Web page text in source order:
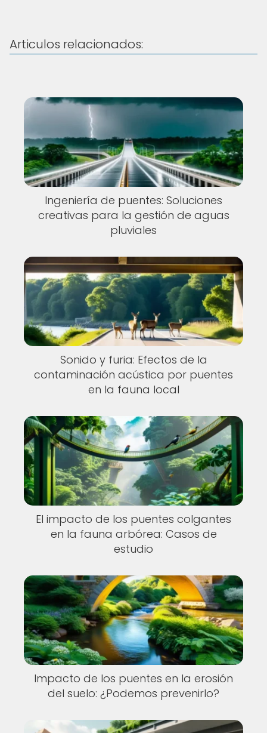
Articulos relacionados:
Ingeniería de puentes: Soluciones
creativas para la gestión de aguas
pluviales
Sonido y furia: Efectos de la
contaminación acústica por puentes
en la fauna local
El impacto de los puentes colgantes
en la fauna arbórea: Casos de
estudio
Impacto de los puentes en la erosión
del suelo: ¿Podemos prevenirlo?